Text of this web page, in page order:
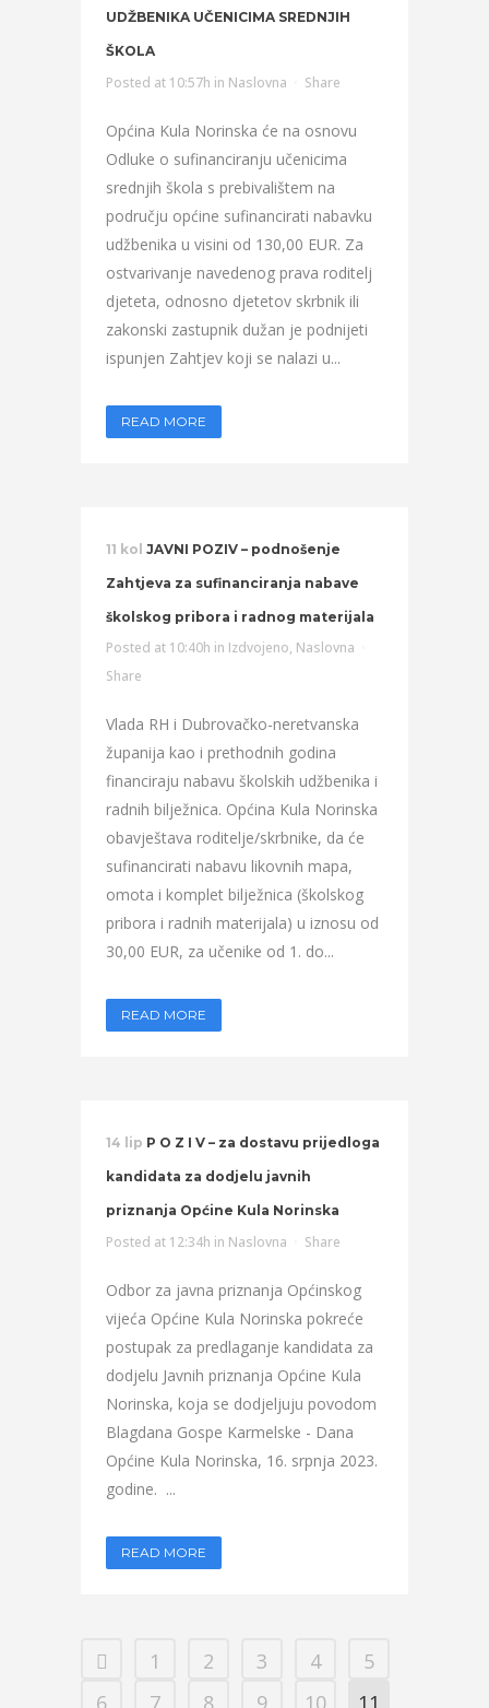
UDŽBENIKA UČENICIMA SREDNJIH
ŠKOLA
Posted at 10:57h in Naslovna Share
Općina Kula Norinska će na osnovu
Odluke o sufinanciranju učenicima
srednjih škola s prebivalištem na
području općine sufinancirati nabavku
udžbenika u visini od 130,00 EUR. Za
ostvarivanje navedenog prava roditelj
djeteta, odnosno djetetov skrbnik ili
zakonski zastupnik dužan je podnijeti
ispunjen Zahtjev koji se nalazi u...
READ MORE
11 kol JAVNI POZIV – podnošenje
Zahtjeva za sufinanciranja nabave
školskog pribora i radnog materijala
Posted at 10:40h in Izdvojeno, Naslovna
Share
Vlada RH i Dubrovačko-neretvanska
županija kao i prethodnih godina
financiraju nabavu školskih udžbenika i
radnih bilježnica. Općina Kula Norinska
obavještava roditelje/skrbnike, da će
sufinancirati nabavu likovnih mapa,
omota i komplet bilježnica (školskog
pribora i radnih materijala) u iznosu od
30,00 EUR, za učenike od 1. do...
READ MORE
14 lip P O Z I V – za dostavu prijedloga
kandidata za dodjelu javnih
priznanja Općine Kula Norinska
Posted at 12:34h in Naslovna Share
Odbor za javna priznanja Općinskog
vijeća Općine Kula Norinska pokreće
postupak za predlaganje kandidata za
dodjelu Javnih priznanja Općine Kula
Norinska, koja se dodjeljuju povodom
Blagdana Gospe Karmelske - Dana
Općine Kula Norinska, 16. srpnja 2023.
godine. ...
READ MORE
1 2 3 4
5
6
7 8 9 10 11